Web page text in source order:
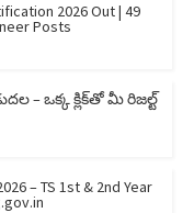
2026 Out | 49
Posts
– ఒక్క క్లిక్‌తో మీ రిజల్ట్
– TS 1st & 2nd Year